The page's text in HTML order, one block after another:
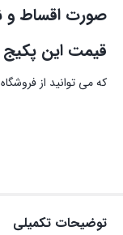
صورت اقساط و
قیمت این پکیج 1110000تومان میباشد.
که می توانید از فروشگاه
توضیحات تکمیلی